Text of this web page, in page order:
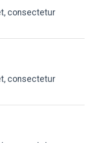
consectetur
consectetur